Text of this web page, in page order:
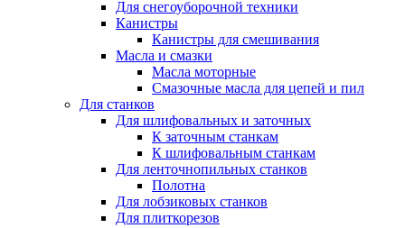
Для снегоуборочной техники
Канистры
Канистры для смешивания
Масла и смазки
Масла моторные
Смазочные масла для цепей и пил
Для станков
Для шлифовальных и заточных
К заточным станкам
К шлифовальным станкам
Для ленточнопильных станков
Полотна
Для лобзиковых станков
Для плиткорезов